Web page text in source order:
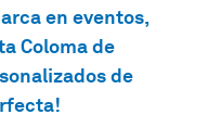
en eventos,
Coloma de
de